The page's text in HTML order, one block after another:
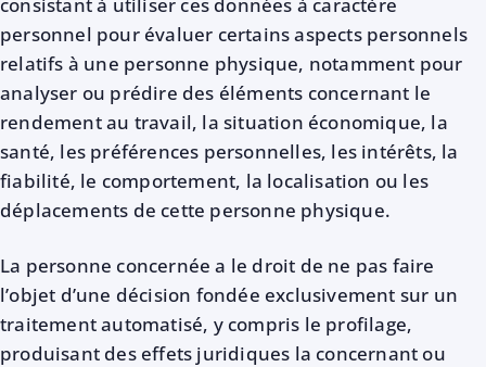
personnel pour évaluer certains aspects personnels
relatifs à une personne physique, notamment pour
analyser ou prédire des éléments concernant le
rendement au travail, la situation économique, la
santé, les préférences personnelles, les intérêts, la
fiabilité, le comportement, la localisation ou les
déplacements de cette personne physique.
La personne concernée a le droit de ne pas faire
l’objet d’une décision fondée exclusivement sur un
traitement automatisé, y compris le profilage,
produisant des effets juridiques la concernant ou